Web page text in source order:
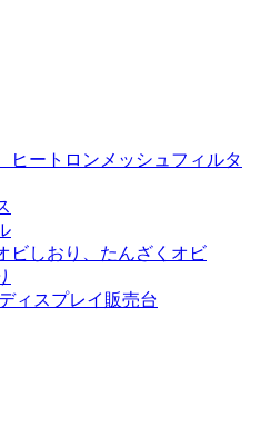
メッシュフィルタ
しおり、たんざくオビ
ディスプレイ販売台